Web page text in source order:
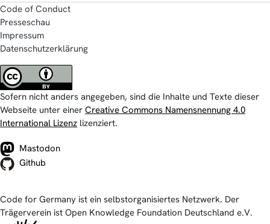
Code of Conduct
Presseschau
Impressum
Datenschutzerklärung
Sofern nicht anders angegeben, sind die Inhalte und Texte dieser
Webseite unter einer Creative Commons Namensnennung 4.0
International Lizenz lizenziert.
Mastodon
Github
Code for Germany ist ein selbstorganisiertes Netzwerk. Der
Trägerverein ist Open Knowledge Foundation Deutschland e.V.